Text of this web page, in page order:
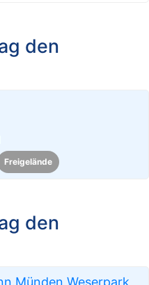
den
Freigelände
den
Weserpark